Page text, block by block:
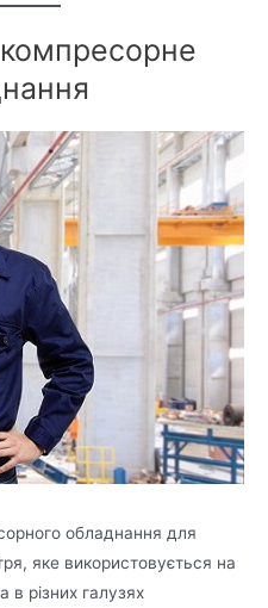
обладнання для
яке використовується на
в різних галузях